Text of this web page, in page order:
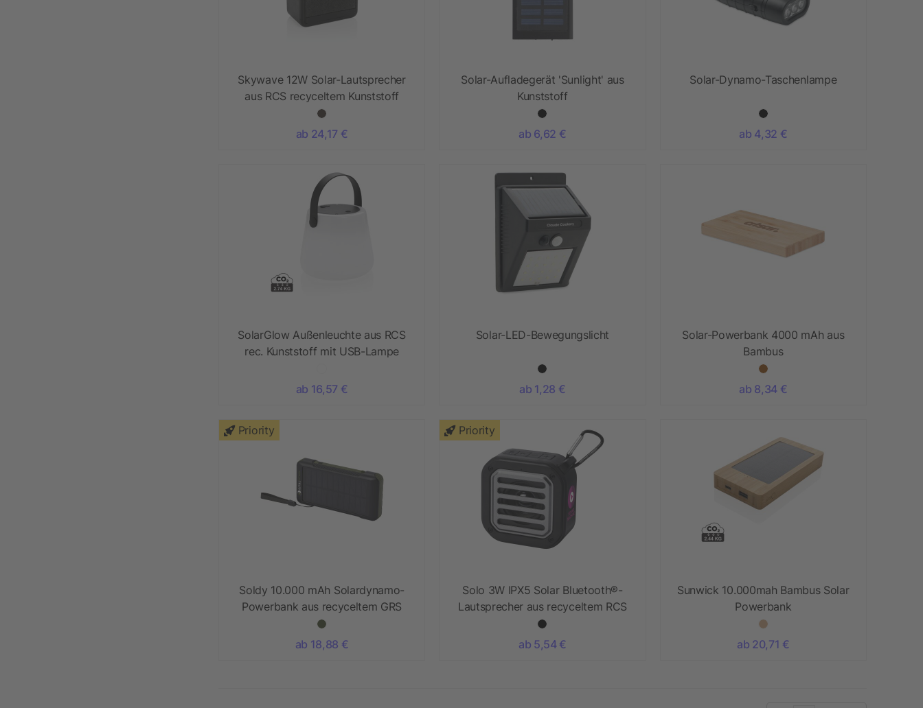
Skywave 12W Solar-Lautsprecher
aus RCS recyceltem Kunststoff
ab 24,17 €
Solar-Aufladegerät 'Sunlight' aus
Kunststoff
ab 6,62 €
Solar-Dynamo-Taschenlampe
ab 4,32 €
SolarGlow Außenleuchte aus RCS
rec. Kunststoff mit USB-Lampe
ab 16,57 €
Solar-LED-Bewegungslicht
ab 1,28 €
Solar-Powerbank 4000 mAh aus
Bambus
ab 8,34 €
Priority
Soldy 10.000 mAh Solardynamo-
Powerbank aus recyceltem GRS
Kunststoff
ab 18,88 €
Priority
Solo 3W IPX5 Solar Bluetooth®-
Lautsprecher aus recyceltem RCS
Kunststoff mit Karabinerhaken
ab 5,54 €
Sunwick 10.000mah Bambus Solar
Powerbank
ab 20,71 €